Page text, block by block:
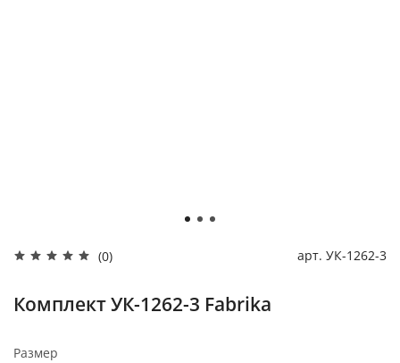
(0) арт. УК-1262-3
Комплект УК-1262-3 Fabrika
Размер